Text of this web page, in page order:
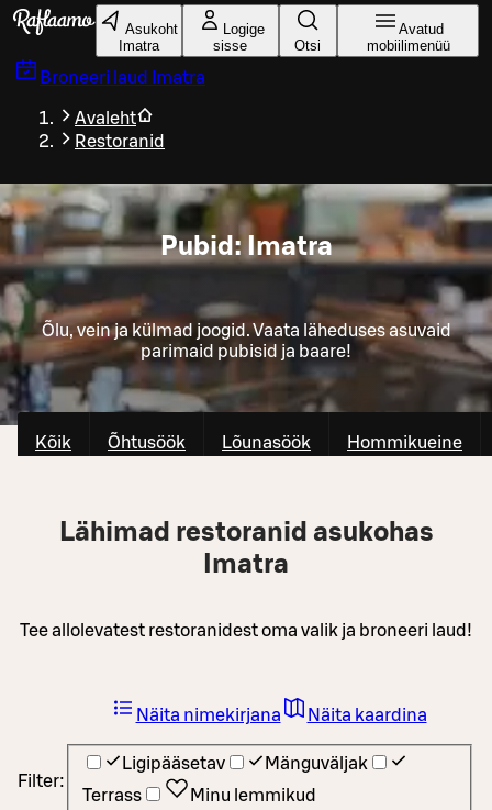
Liigu peamise sisu juurde
Asukoht
Imatra
Logige
sisse
Otsi
Avatud
mobiilimenüü
Broneeri laud Imatra
Avaleht
Restoranid
Pubid: Imatra
Õlu, vein ja külmad joogid. Vaata läheduses asuvaid
parimaid pubisid ja baare!
Kõik Õhtusöök Lõunasöök Hommikueine
Lähimad restoranid asukohas
Imatra
Tee allolevatest restoranidest oma valik ja broneeri laud!
Filter:
Ligipääsetav
Mänguväljak
Terrass
Minu lemmikud
Näita nimekirjana Näita kaardina